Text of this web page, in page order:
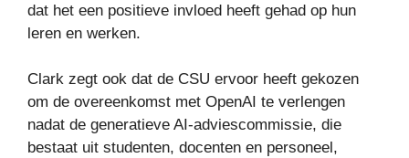
dat het een positieve invloed heeft gehad op hun
leren en werken.
Clark zegt ook dat de CSU ervoor heeft gekozen
om de overeenkomst met OpenAI te verlengen
nadat de generatieve AI-adviescommissie, die
bestaat uit studenten, docenten en personeel,